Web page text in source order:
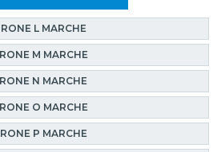
L MARCHE
M MARCHE
N MARCHE
O MARCHE
P MARCHE